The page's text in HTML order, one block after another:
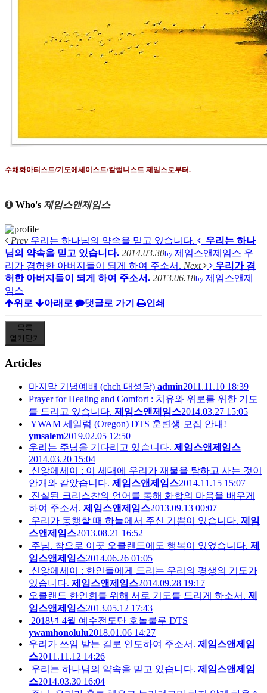
수채화아티스트/기도에세이스트/칼럼니스트 제임스로부터.
Who's 제임스앤제임스
Prev 우리는 하나님의 약속을 믿고 있습니다.
우리는 하나
님의 약속을 믿고 있습니다. 2014.03.30by 제임스앤제임스 우
리가 겸허한 아버지들이 되게 하여 주소서. Next
우리가 겸
허한 아버지들이 되게 하여 주소서. 2013.06.18by 제임스앤제
임스
위로
아래로 댓글로 가기 인쇄
목록
열기 닫기
Articles
마지막 기념예배 (chch 대성당) admin2011.11.10 18:39
Prayer for Healing and Comfort : 치유와 위로를 위한 기도
를 드리고 있습니다. 제임스앤제임스2014.03.27 15:05
YWAM 세일럼 (Oregon) DTS 훈련생 모집 안내!
ymsalem2019.02.05 12:50
우리는 주님을 기다리고 있습니다. 제임스앤제임스
2014.03.20 15:04
신앙에세이 : 이 세대에 우리가 재물을 탐하고 사는 것이
안개와 같았습니다. 제임스앤제임스2014.11.15 15:07
진실된 크리스챤의 언어를 통해 화합의 마음을 배우게
하여 주소서. 제임스앤제임스2013.09.13 00:07
우리가 동행할 때 하늘에서 주신 기쁨이 있습니다. 제임
스앤제임스2013.08.21 16:52
주님. 참으로 이곳 오클랜드에도 행복이 있었습니다. 제
임스앤제임스2014.06.26 01:05
신앙에세이 : 한인들에게 드리는 우리의 평생의 기도가
있습니다. 제임스앤제임스2014.09.28 19:17
오클랜드 한인회를 위해 서로 기도를 드리게 하소서. 제
임스앤제임스2013.05.12 17:43
2018년 4월 예수전도단 호놀룰루 DTS
ywamhonolulu2018.01.06 14:27
우리가 쓰임 받는 길로 인도하여 주소서. 제임스앤제임
스2011.11.12 14:26
우리는 하나님의 약속을 믿고 있습니다. 제임스앤제임
스2014.03.30 16:04